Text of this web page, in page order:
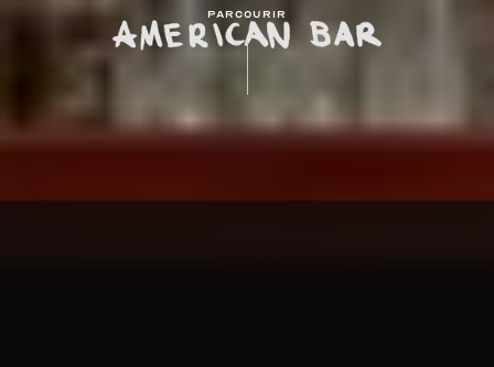
PARCOURIR